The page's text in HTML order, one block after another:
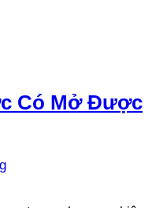
Có Mở Được